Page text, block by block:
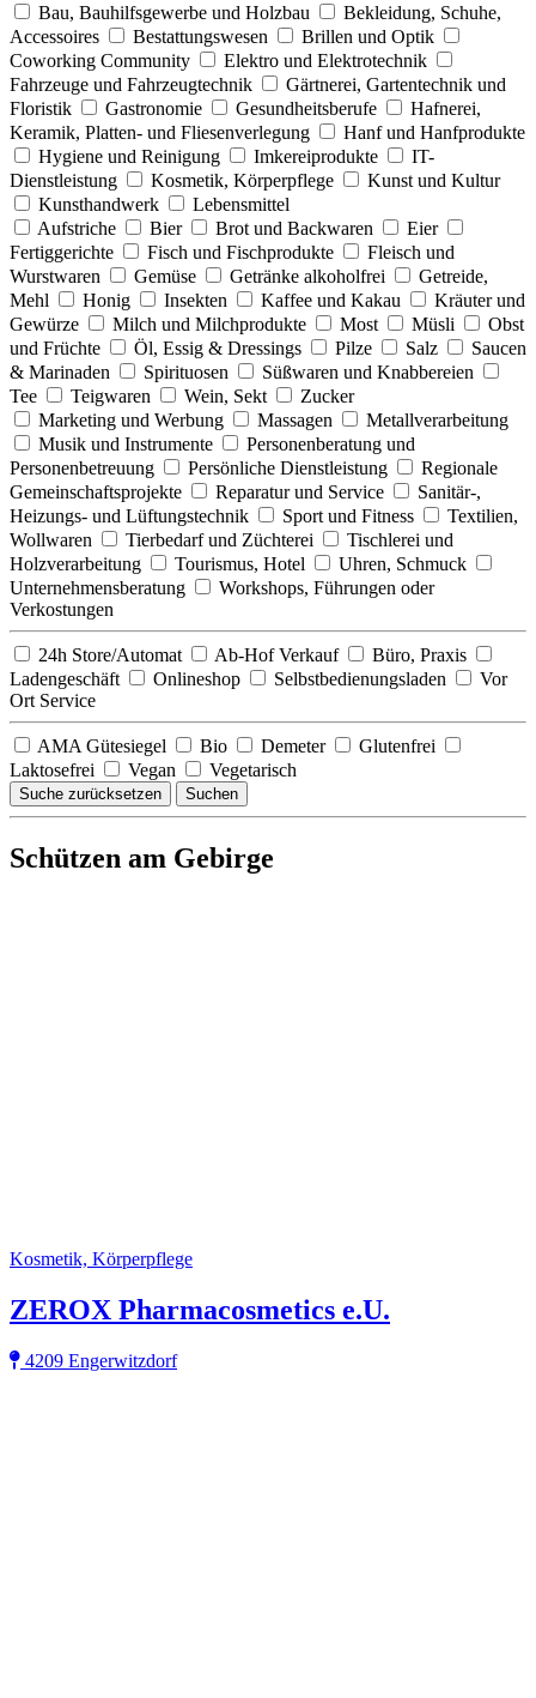
Bau, Bauhilfsgewerbe und Holzbau
Bekleidung, Schuhe,
Accessoires
Bestattungswesen
Brillen und Optik
Coworking Community
Elektro und Elektrotechnik
Fahrzeuge und Fahrzeugtechnik
Gärtnerei, Gartentechnik und
Floristik
Gastronomie Gesundheitsberufe
Hafnerei,
Keramik, Platten- und Fliesenverlegung
Hanf und Hanfprodukte
Hygiene und Reinigung
Imkereiprodukte
IT-
Dienstleistung
Kosmetik, Körperpflege
Kunst und Kultur
Kunsthandwerk
Lebensmittel
Aufstriche
Bier Brot und Backwaren
Eier
Fertiggerichte
Fisch und Fischprodukte
Fleisch und
Wurstwaren
Gemüse Getränke alkoholfrei
Getreide,
Mehl
Honig Insekten Kaffee und Kakau
Kräuter und
Gewürze
Milch und Milchprodukte Most Müsli
Obst
und Früchte
Öl, Essig & Dressings Pilze Salz
Saucen
& Marinaden
Spirituosen
Süßwaren und Knabbereien
Tee
Teigwaren Wein, Sekt
Zucker
Marketing und Werbung
Massagen
Metallverarbeitung
Musik und Instrumente
Personenberatung und
Personenbetreuung
Persönliche Dienstleistung
Regionale
Gemeinschaftsprojekte
Reparatur und Service
Sanitär-,
Heizungs- und Lüftungstechnik
Sport und Fitness
Textilien,
Wollwaren
Tierbedarf und Züchterei
Tischlerei und
Holzverarbeitung
Tourismus, Hotel
Uhren, Schmuck
Unternehmensberatung
Workshops, Führungen oder
Verkostungen
24h Store/Automat Ab-Hof Verkauf
Büro, Praxis
Ladengeschäft
Onlineshop Selbstbedienungsladen
Vor
Ort Service
AMA Gütesiegel Bio Demeter
Glutenfrei
Laktosefrei
Vegan Vegetarisch
Suche zurücksetzen Suchen
Schützen am Gebirge
Kosmetik, Körperpflege
ZEROX Pharmacosmetics e.U.
4209 Engerwitzdorf